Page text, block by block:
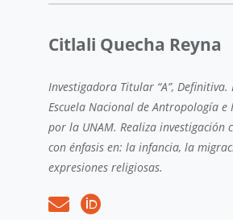
Citlali Quecha Reyna
Investigadora Titular “A”,
Escuela Nacional de Antropología
por la UNAM. Realiza investigación
con énfasis en: la infancia, la
expresiones religiosas.